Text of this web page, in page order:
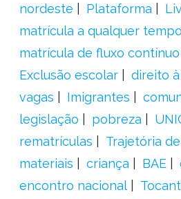
nordeste
Plataforma
matrícula a qualquer tempo
matrícula de fluxo contínuo
Exclusão escolar
direito
vagas
Imigrantes
legislação
pobreza
rematrículas
Trajetória
materiais
criança BAE
encontro nacional